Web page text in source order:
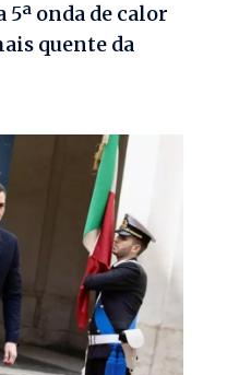
5ª onda de calor
quente da